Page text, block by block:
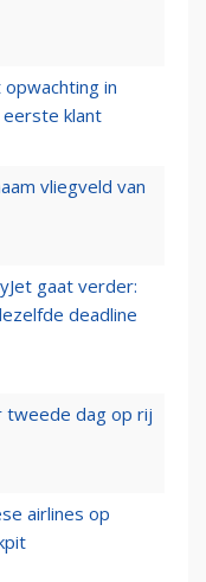
opwachting in
eerste klant
vliegveld van
gaat verder:
deadline
tweede dag op rij
airlines op